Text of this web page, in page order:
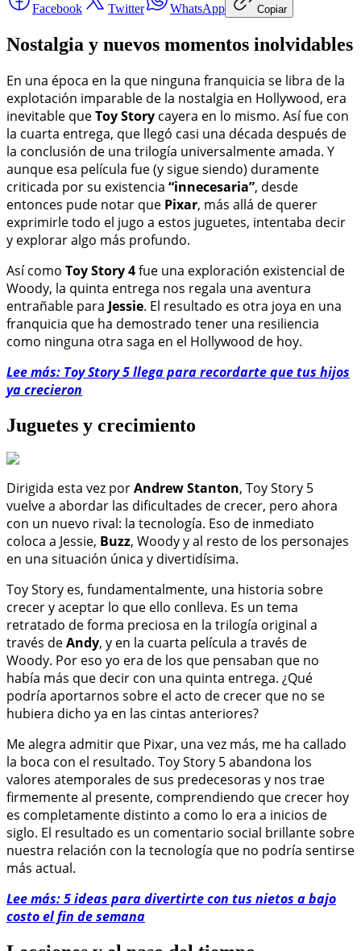
Facebook Twitter WhatsApp Copiar
Nostalgia y nuevos momentos inolvidables
En una época en la que ninguna franquicia se libra de la
explotación imparable de la nostalgia en Hollywood, era
inevitable queToy Story cayera en lo mismo. Así fue con
la cuarta entrega, que llegó casi una década después de
la conclusión de una trilogía universalmente amada. Y
aunque esa película fue (y sigue siendo) duramente
criticada por su existencia “innecesaria”, desde
entonces pude notar que Pixar, más allá de querer
exprimirle todo el jugo a estos juguetes, intentaba decir
y explorar algo más profundo.
Así como Toy Story 4fue una exploración existencial de
Woody, la quinta entrega nos regala una aventura
entrañable para Jessie. El resultado es otra joya en una
franquicia que ha demostrado tener una resiliencia
como ninguna otra saga en el Hollywood de hoy.
Lee más: Toy Story 5 llega para recordarte que tus hijos
ya crecieron
Juguetes y crecimiento
Dirigida esta vez porAndrew Stanton, Toy Story 5
vuelve a abordar las dificultades de crecer, pero ahora
con un nuevo rival: la tecnología. Eso de inmediato
coloca a Jessie, Buzz, Woody y al resto de los personajes
en una situación única y divertidísima.
Toy Story es, fundamentalmente, una historia sobre
crecer y aceptar lo que ello conlleva. Es un tema
retratado de forma preciosa en la trilogía original a
través deAndy, y en la cuarta película a través de
Woody. Por eso yo era de los que pensaban que no
había más que decir con una quinta entrega. ¿Qué
podría aportarnos sobre el acto de crecer que no se
hubiera dicho ya en las cintas anteriores?
Me alegra admitir que Pixar, una vez más, me ha callado
la boca con el resultado. Toy Story 5 abandona los
valores atemporales de sus predecesoras y nos trae
firmemente al presente, comprendiendo que crecer hoy
es completamente distinto a como lo era a inicios de
siglo. El resultado es un comentario social brillante sobre
nuestra relación con la tecnología que no podría sentirse
más actual.
Lee más: 5 ideas para divertirte con tus nietos a bajo
costo el fin de semana